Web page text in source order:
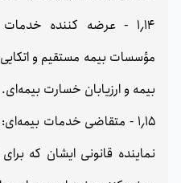
1٫14 - عرضه کننده
مؤسسات بیمه مستقیم و
بیمه و ارزیابان خسارت بیمه‌ای.
1٫15 - متقاضی خدمات
نماینده قانونی ایشان که